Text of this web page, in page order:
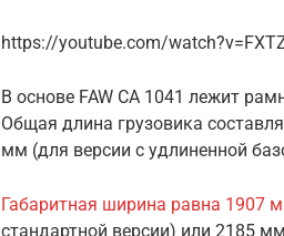
https://youtube.com/
В основе FAW CA 1041 лежит
Общая длина грузовика
мм (для версии с удлиненной
Габаритная ширина равна 1907
стандартной версии) или 2185